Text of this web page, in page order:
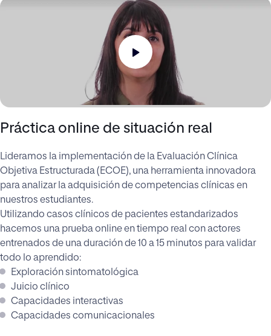
Práctica online de situación real
Lideramos la implementación de la Evaluación Clínica
Objetiva Estructurada (ECOE), una herramienta innovadora
para analizar la adquisición de competencias clínicas en
nuestros estudiantes.
Utilizando casos clínicos de pacientes estandarizados
hacemos una prueba online en tiempo real con actores
entrenados de una duración de 10 a 15 minutos para validar
todo lo aprendido:
Exploración sintomatológica
Juicio clínico
Capacidades interactivas
Capacidades comunicacionales